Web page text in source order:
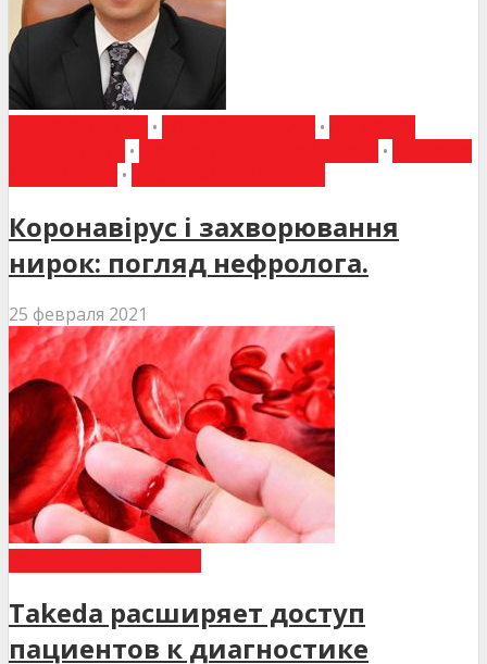
• •
• •
•
Коронавірус і захворювання
нирок: погляд нефролога.
25 февраля 2021
Takeda расширяет доступ
пациентов к диагностике